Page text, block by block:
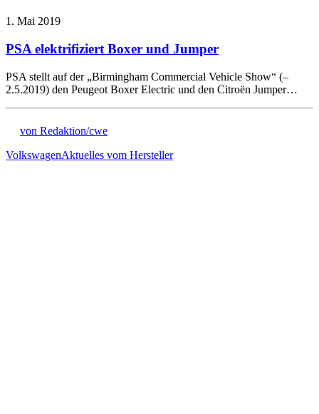
1. Mai 2019
PSA elektrifiziert Boxer und Jumper
PSA stellt auf der „Birmingham Commercial Vehicle Show“ (–
2.5.2019) den Peugeot Boxer Electric und den Citroën Jumper…
von Redaktion/cwe
VolkswagenAktuelles vom Hersteller